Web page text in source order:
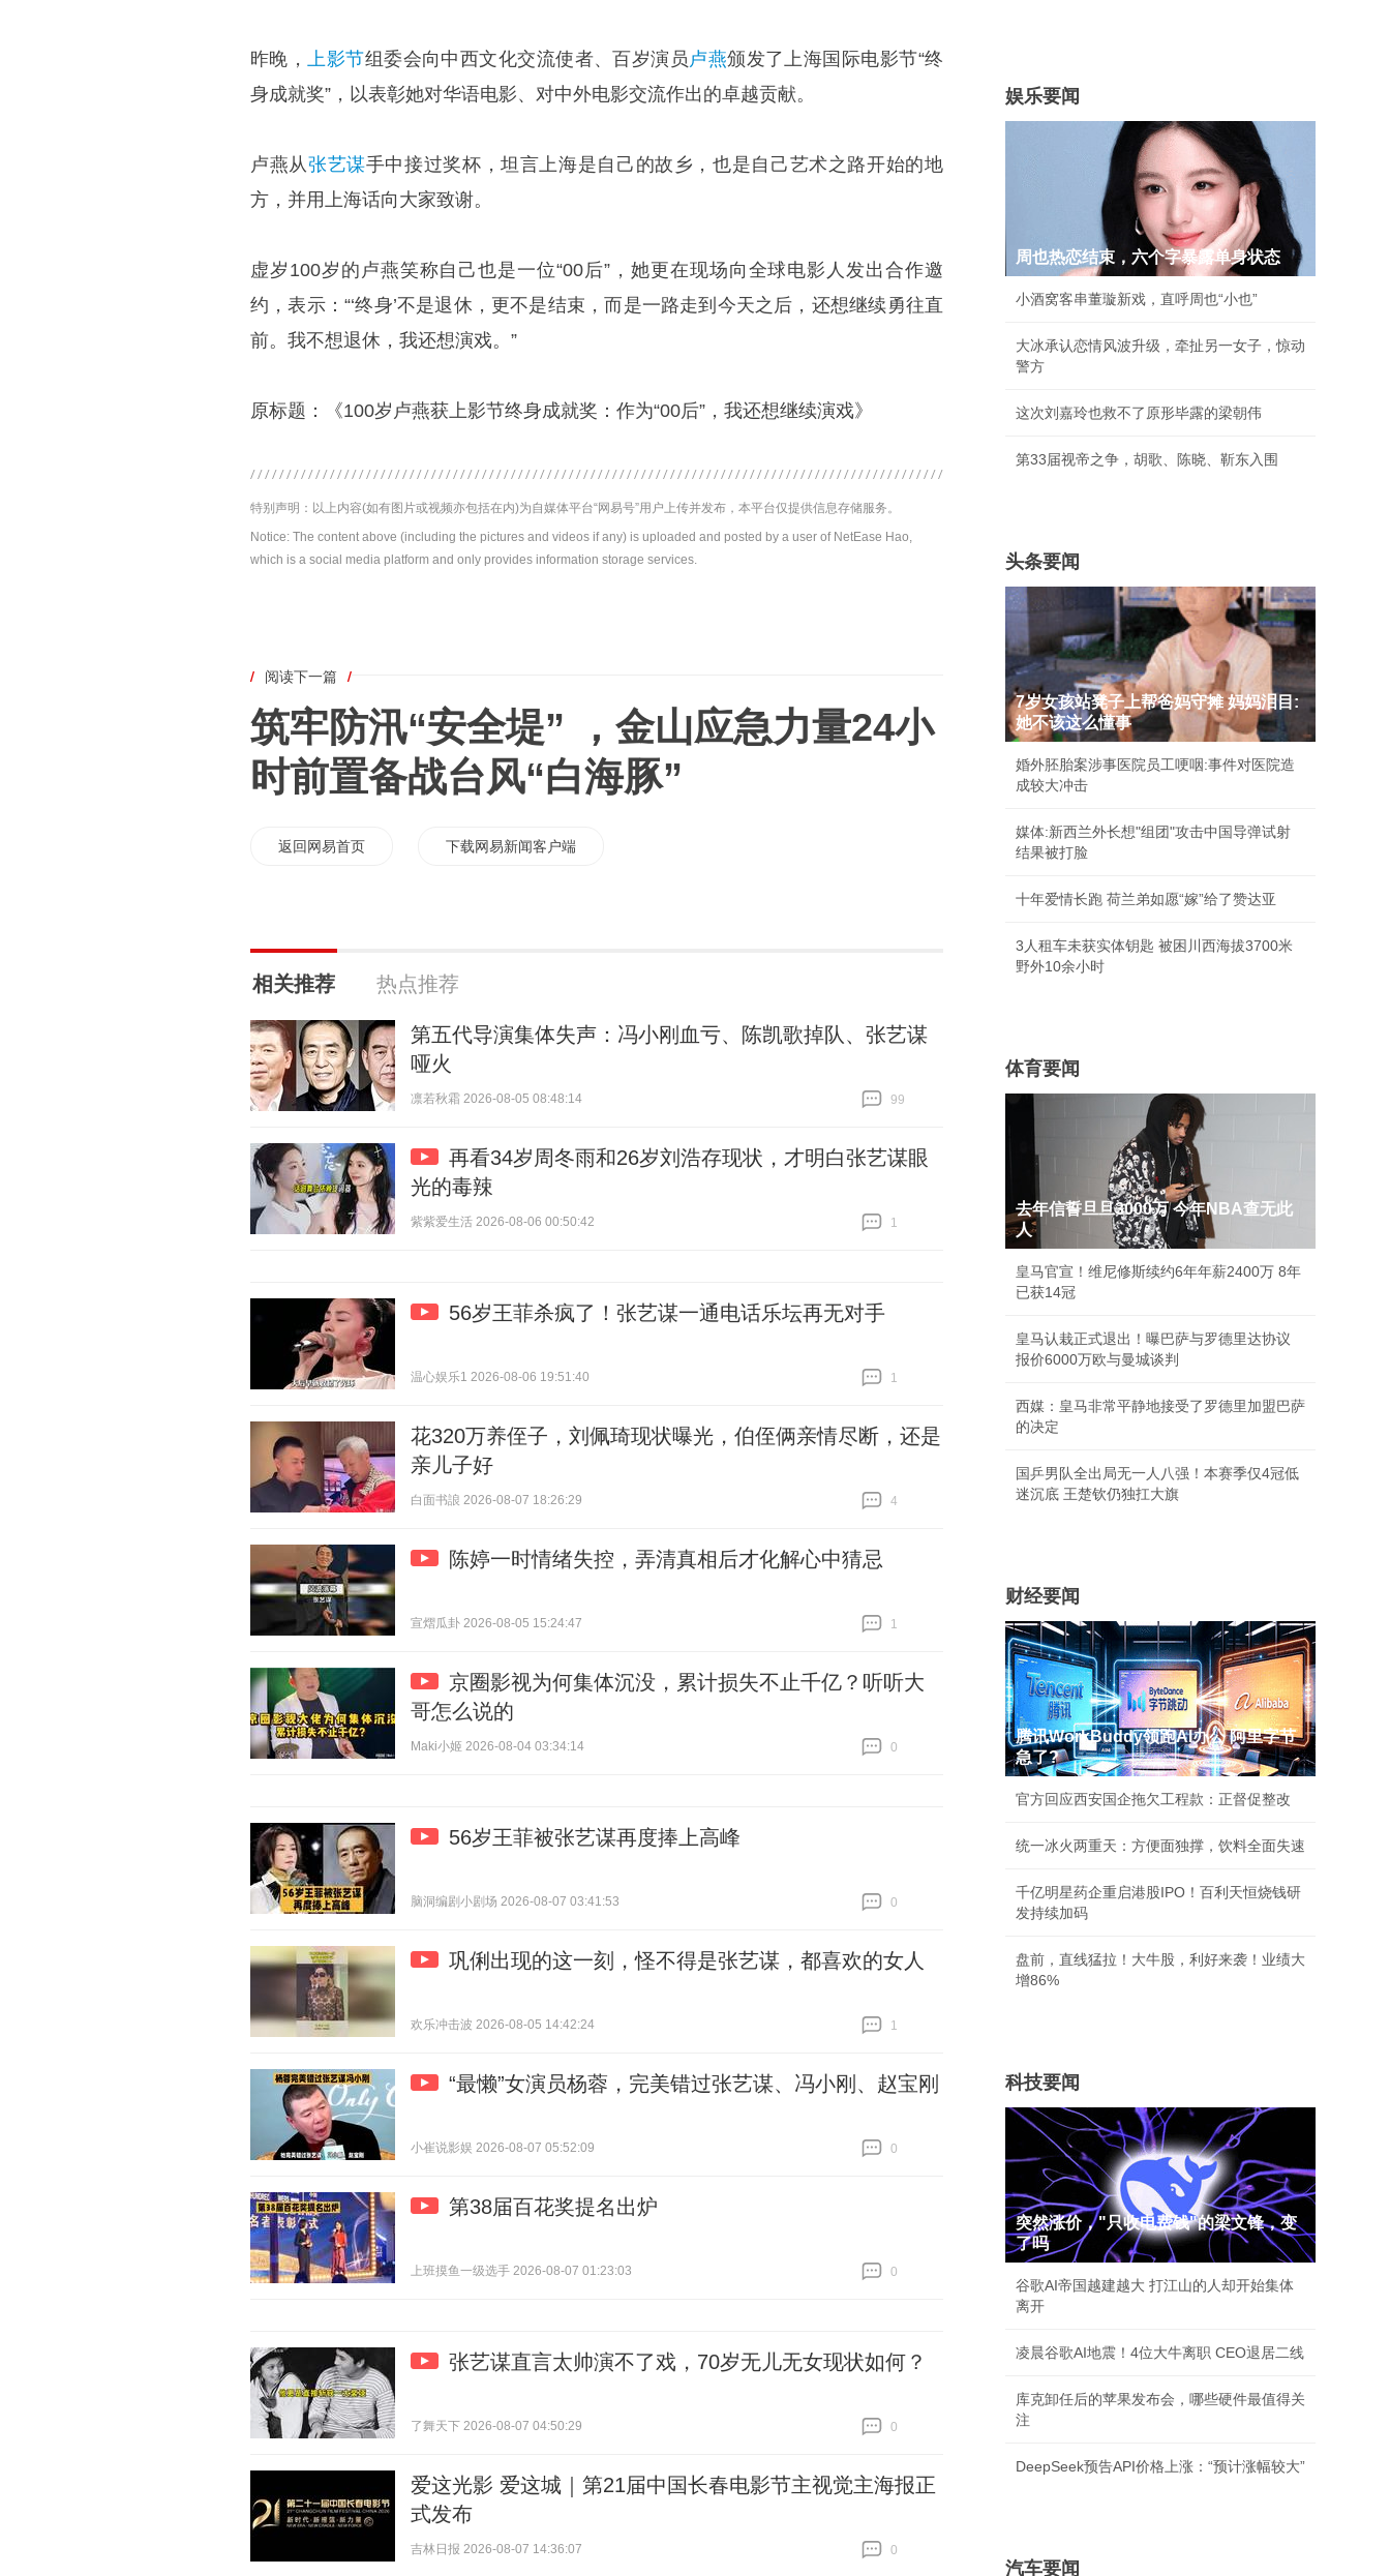
昨晚，上影节组委会向中西文化交流使者、百岁演员 卢燕颁发了上海国际电影节“终
身成就奖”，以表彰她对华语电影、对中外电影交流作出的卓越贡献。
卢燕从张艺谋手中接过奖杯，坦言上海是自己的故乡，也是自己艺术之路开始的地
方，并用上海话向大家致谢。
虚岁100岁的卢燕笑称自己也是一位“00后”，她更在现场向全球电影人发出合作邀
约，表示：“‘终身’不是退休，更不是结束，而是一路走到今天之后，还想继续勇往直
前。我不想退休，我还想演戏。”
原标题：《100岁卢燕获上影节终身成就奖：作为“00后”，我还想继续演戏》
特别声明：以上内容(如有图片或视频亦包括在内)为自媒体平台“网易号”用户上传并发布，本平台仅提供信息存储服务。
Notice: The content above (including the pictures and videos if any) is uploaded and posted by a user of NetEase Hao,
which is a social media platform and only provides information storage services.
/ 阅读下一篇 /
筑牢防汛“安全堤” ，金山应急力量24小
时前置备战台风“白海豚”
返回网易首页 下载网易新闻客户端
相关推荐 热点推荐
第五代导演集体失声：冯小刚血亏、陈凯歌掉队、张艺谋
哑火
凛若秋霜 2026-08-05 08:48:14
99
再看34岁周冬雨和26岁刘浩存现状，才明白张艺谋眼
光的毒辣
紫紫爱生活 2026-08-06 00:50:42
1
56岁王菲杀疯了！张艺谋一通电话乐坛再无对手
温心娱乐1 2026-08-06 19:51:40
1
花320万养侄子，刘佩琦现状曝光，伯侄俩亲情尽断，还是
亲儿子好
白面书誏 2026-08-07 18:26:29
4
陈婷一时情绪失控，弄清真相后才化解心中猜忌
宣熠瓜卦 2026-08-05 15:24:47
1
京圈影视为何集体沉没，累计损失不止千亿？听听大
哥怎么说的
Maki小姬 2026-08-04 03:34:14
0
56岁王菲被张艺谋再度捧上高峰
脑洞编剧小剧场 2026-08-07 03:41:53
0
巩俐出现的这一刻，怪不得是张艺谋，都喜欢的女人
欢乐冲击波 2026-08-05 14:42:24
1
“最懒”女演员杨蓉，完美错过张艺谋、冯小刚、赵宝刚
小崔说影娱 2026-08-07 05:52:09
0
第38届百花奖提名出炉
上班摸鱼一级选手 2026-08-07 01:23:03
0
张艺谋直言太帅演不了戏，70岁无儿无女现状如何？
了舞天下 2026-08-07 04:50:29
0
爱这光影 爱这城｜第21届中国长春电影节主视觉主海报正
式发布
吉林日报 2026-08-07 14:36:07
0
娱乐要闻
周也热恋结束，六个字暴露单身状态
小酒窝客串董璇新戏，直呼周也“小也”
大冰承认恋情风波升级，牵扯另一女子，惊动
警方
这次刘嘉玲也救不了原形毕露的梁朝伟
第33届视帝之争，胡歌、陈晓、靳东入围
头条要闻
7岁女孩站凳子上帮爸妈守摊 妈妈泪目:
她不该这么懂事
婚外胚胎案涉事医院员工哽咽:事件对医院造
成较大冲击
媒体:新西兰外长想"组团"攻击中国导弹试射
结果被打脸
十年爱情长跑 荷兰弟如愿“嫁”给了赞达亚
3人租车未获实体钥匙 被困川西海拔3700米
野外10余小时
体育要闻
去年信誓旦旦3000万 今年NBA查无此
人
皇马官宣！维尼修斯续约6年年薪2400万 8年
已获14冠
皇马认栽正式退出！曝巴萨与罗德里达协议
报价6000万欧与曼城谈判
西媒：皇马非常平静地接受了罗德里加盟巴萨
的决定
国乒男队全出局无一人八强！本赛季仅4冠低
迷沉底 王楚钦仍独扛大旗
财经要闻
腾讯WorkBuddy领跑AI办公 阿里字节
急了?
官方回应西安国企拖欠工程款：正督促整改
统一冰火两重天：方便面独撑，饮料全面失速
千亿明星药企重启港股IPO！百利天恒烧钱研
发持续加码
盘前，直线猛拉！大牛股，利好来袭！业绩大
增86%
科技要闻
突然涨价，"只收电费钱"的梁文锋，变
了吗
谷歌AI帝国越建越大 打江山的人却开始集体
离开
凌晨谷歌AI地震！4位大牛离职 CEO退居二线
库克卸任后的苹果发布会，哪些硬件最值得关
注
DeepSeek预告API价格上涨：“预计涨幅较大”
汽车要闻